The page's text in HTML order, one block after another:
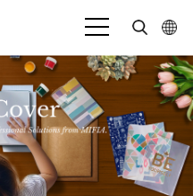
Español
English
بالعربية
Deutsch